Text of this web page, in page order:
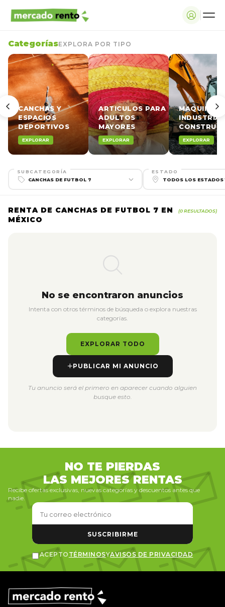
CategoríasEXPLORA POR TIPO
CANCHAS Y
ESPACIOS
DEPORTIVOS
EXPLORAR
ARTICULOS PARA
ADULTOS
MAYORES
EXPLORAR EXPLORAR
SUBCATEGORÍA ESTADO
RENTA DE CANCHAS DE FUTBOL 7 EN
MÉXICO
(0 RESULTADOS)
No se encontraron anuncios
Intenta con otros términos de búsqueda o explora nuestras
categorías.
EXPLORAR TODO
PUBLICAR MI ANUNCIO
Tu anuncio será el primero en aparecer cuando alguien
busque esto.
NO TE PIERDAS
LAS MEJORES RENTAS
Recibe ofertas exclusivas, nuevas categorías y descuentos antes que
nadie.
SUSCRIBIRME
ACEPTO TÉRMINOSYAVISOS DE PRIVACIDAD